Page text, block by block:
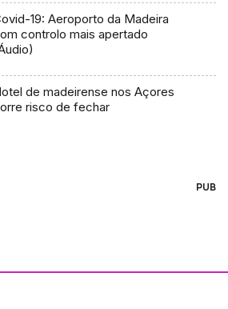
19: Aeroporto da Madeira
controlo mais apertado
de madeirense nos Açores
risco de fechar
PUB